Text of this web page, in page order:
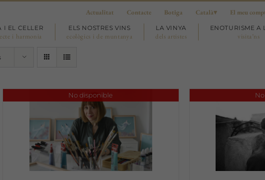
Actualitat Contacte Botiga Català El meu
I EL CELLER
i harmonia
ELS NOSTRES VINS
ecològics i de muntanya
LA VINYA
dels artistes
ENOTURISME A
visita’ns
No disponible